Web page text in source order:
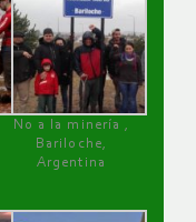
No a la minería ,
Bariloche,
Argentina